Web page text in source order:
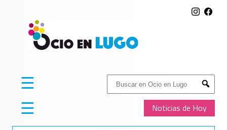
Buscar:
Submit
Noticias de Hoy
☰
☰